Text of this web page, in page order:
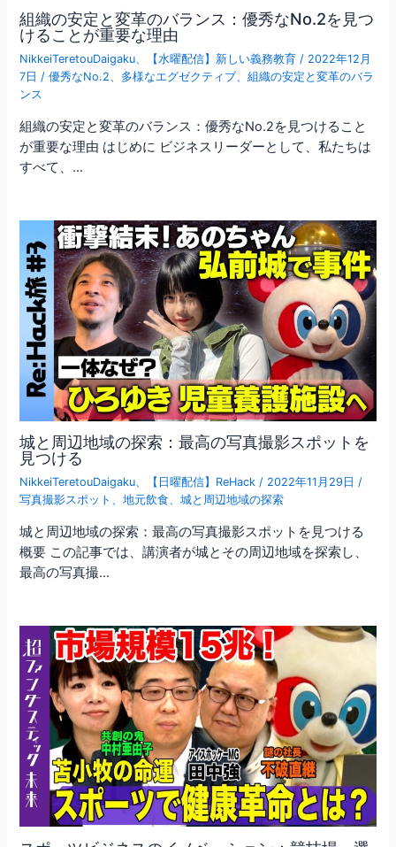
組織の安定と変革のバランス：優秀なNo.2を見つ
けることが重要な理由
NikkeiTeretouDaigaku、 【水曜配信】新しい義務教育 / 2022年12月
7日 /優秀なNo.2、 多様なエグゼクティブ、組織の安定と変革のバラ
ンス
組織の安定と変革のバランス：優秀なNo.2を見つけること
が重要な理由 はじめに ビジネスリーダーとして、私たちは
すべて、…
城と周辺地域の探索：最高の写真撮影スポットを
見つける
NikkeiTeretouDaigaku、 【日曜配信】ReHack / 2022年11月29日 /
写真撮影スポット 、地元飲食、城と周辺地域の探索
城と周辺地域の探索：最高の写真撮影スポットを見つける
概要 この記事では、講演者が城とその周辺地域を探索し、
最高の写真撮…